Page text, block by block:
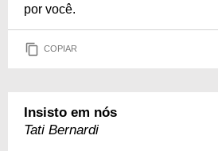
por você.
COPIAR
Insisto em nós
Tati Bernardi